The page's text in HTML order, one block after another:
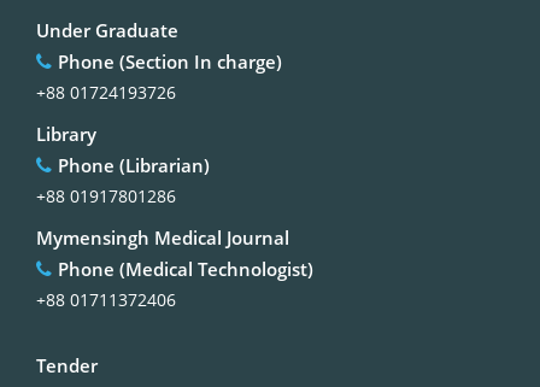
Under Graduate
Phone (Section In charge)
+88 01724193726
Library
Phone (Librarian)
+88 01917801286
Mymensingh Medical Journal
Phone (Medical Technologist)
+88 01711372406
Tender